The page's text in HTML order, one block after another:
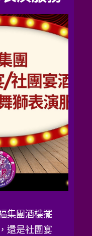
集團酒樓擺
還是社團宴